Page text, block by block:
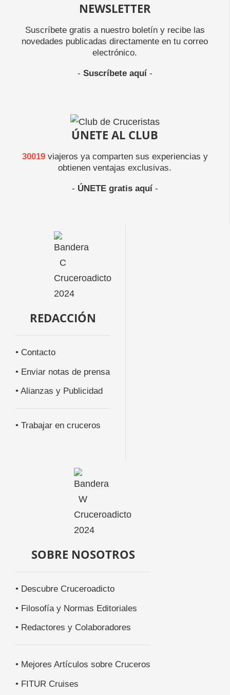
NEWSLETTER
Suscríbete gratis a nuestro boletín y recibe las
novedades publicadas directamente en tu correo
electrónico.
- Suscríbete aquí-
ÚNETE AL CLUB
30019viajeros ya comparten sus experiencias y
obtienen ventajas exclusivas.
- ÚNETE gratis aquí-
REDACCIÓN
• Contacto
• Enviar notas de prensa
• Alianzas y Publicidad
• Trabajar en cruceros
SOBRE NOSOTROS
• Descubre Cruceroadicto
• Filosofía y Normas Editoriales
• Redactores y Colaboradores
• Mejores Artículos sobre Cruceros
• FITUR Cruises